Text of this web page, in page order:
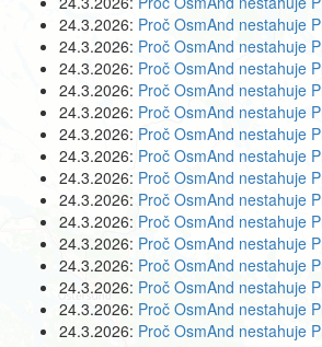
24.3.2026: Proč OsmAnd nestahuje
24.3.2026: Proč OsmAnd nestahuje
24.3.2026: Proč OsmAnd nestahuje
24.3.2026: Proč OsmAnd nestahuje
24.3.2026: Proč OsmAnd nestahuje
24.3.2026: Proč OsmAnd nestahuje
24.3.2026: Proč OsmAnd nestahuje
24.3.2026: Proč OsmAnd nestahuje
24.3.2026: Proč OsmAnd nestahuje
24.3.2026: Proč OsmAnd nestahuje
24.3.2026: Proč OsmAnd nestahuje
24.3.2026: Proč OsmAnd nestahuje
24.3.2026: Proč OsmAnd nestahuje
24.3.2026: Proč OsmAnd nestahuje
24.3.2026: Proč OsmAnd nestahuje